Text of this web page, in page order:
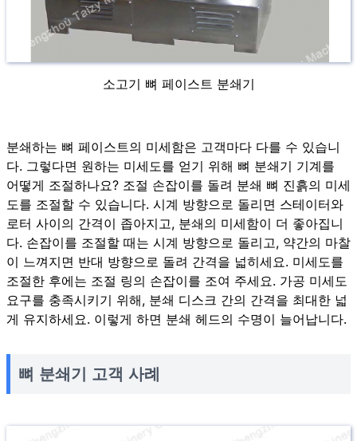
소고기 뼈 페이스트 분쇄기
분쇄하는 뼈 페이스트의 미세함은 고객마다 다를 수 있습니
다. 그렇다면 원하는 미세도를 얻기 위해 뼈 분쇄기 기계를
어떻게 조절하나요? 조절 손잡이를 돌려 분쇄 뼈 진흙의 미세
도를 조절할 수 있습니다. 시계 방향으로 돌리면 스테이터와
로터 사이의 간격이 좁아지고, 분쇄의 미세함이 더 좋아집니
다. 손잡이를 조절할 때는 시계 방향으로 돌리고, 약간의 마찰
이 느껴지면 반대 방향으로 돌려 간격을 넓히세요. 미세도를
조절한 후에는 조절 링의 손잡이를 조여 주세요. 가공 미세도
요구를 충족시키기 위해, 분쇄 디스크 간의 간격을 최대한 넓
게 유지하세요. 이렇게 하면 분쇄 헤드의 수명이 늘어납니다.
뼈 분쇄기 고객 사례